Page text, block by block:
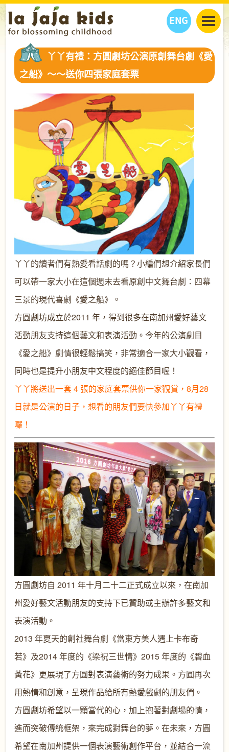
ENG
丫丫看天下
教學活動
丫丫活動
丫丫之選
健康生活館
關於我們
我們的故事
聯絡
丫丫夥伴 + 友情連接
購物
丫丫有禮：方圓劇坊公演原創舞台劇《愛
之船》～～送你四張家庭套票
丫丫的讀者們有熱愛看話劇的嗎？小編們想介紹家長們
可以帶一家大小在這個週末去看原創中文舞台劇：四幕
三景的現代喜劇《愛之船》。
方圓劇坊成立於2011 年，得到很多在南加州愛好藝文
活動朋友支持這個藝文和表演活動。今年的公演劇目
《愛之船》劇情很輕鬆搞笑，非常適合一家大小觀看，
同時也是提升小朋友中文程度的絕佳節目喔！
丫丫將送出一套 4 張的家庭套票供你一家觀賞，8月28
日就是公演的日子，想看的朋友們要快參加丫丫有禮
囉！
方圓劇坊自2011年十月二十二正式成立以來，在南加
州愛好藝文活動朋友的支持下已贊助或主辦許多藝文和
表演活動。
2013年夏天的創社舞台劇《當東方美人遇上卡布奇
若》及2014年度的《梁祝三世情》2015年度的《碧血
黃花》更展現了方圓對表演藝術的努力成果。方圓再次
用熱情和創意，呈現作品給所有熱愛戲劇的朋友們。
方圓劇坊希望以一顆當代的心 ，加上抱著對劇場的情，
進而突破傳統框架，來完成對舞台的夢 。在未來，方圓
希望在南加州提供一個表演藝術創作平台，並結合一流